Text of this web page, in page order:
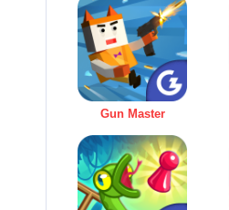
Gun Master